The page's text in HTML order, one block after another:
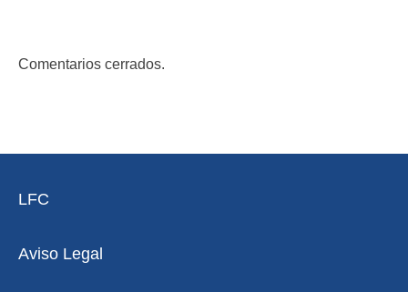
Comentarios cerrados.
LFC
Aviso Legal